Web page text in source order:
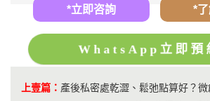
*立即咨詢 *
WhatsApp立即預
上壹篇： 產後私密處乾澀、鬆弛點算好？